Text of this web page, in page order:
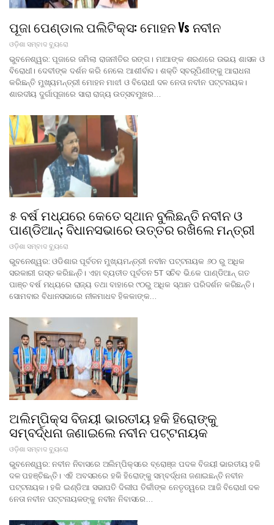
ପୂଜା ପେଣ୍ଡାଲ ପଲିଟିକ୍ସ: ମୋହନ Vs ନବୀନ
ଓଡ଼ିଶା ସମ୍ବାଦ ବ୍ୟୁରୋ
ଭୁବନେଶ୍ୱର: ପୂଜାରେ ଜମିଲା ରାଜନୀତିର ରଙ୍ଗ। ମାଆଙ୍କ ଶରଣରେ ଉଭୟ ଶାସକ ଓ
ବିରୋଧୀ। ଦେବୀଙ୍କ ଦର୍ଶନ କରି ନେଲେ ଆଶୀର୍ବାଦ। ଶକ୍ତି ସ୍ବରୂପିଣୀଙ୍କୁ ଆରାଧନା
କରିଛନ୍ତି ମୁଖ୍ୟମନ୍ତ୍ରୀ ମୋହନ ମାଝୀ ଓ ବିରୋଧୀ ଦଳ ନେତା ନବୀନ ପଟ୍ଟନାୟକ।
ଶାରଦୀୟ ଦୁର୍ଗାପୂଜାରେ ସାରା ରାଜ୍ୟ ଉତ୍ସବମୁଖର…
୫ ବର୍ଷ ମଧ୍ଯରେ କେତେ ସ୍ଥାନ ବୁଲିଛନ୍ତି ନବୀନ ଓ
ପାଣ୍ଡିଆନ୍; ବିଧାନସଭାରେ ଉତ୍ତର ରଖିଲେ ମନ୍ତ୍ରୀ
ଓଡ଼ିଶା ସମ୍ବାଦ ବ୍ୟୁରୋ
ଭୁବନେଶ୍ୱର: ଓଡିଶାର ପୂର୍ବତନ ମୁଖ୍ୟମନ୍ତ୍ରୀ ନବୀନ ପଟ୍ଟନାୟକ ୬୦ ରୁ ଅଧିକ
ସରକାରୀ ଗସ୍ତ କରିଛନ୍ତି। ଏହା ବ୍ୟତୀତ ପୂର୍ବତନ 5T ସଚିବ ଭି.କେ ପାଣ୍ଡିଆନ୍ ଗତ
ପାଞ୍ଚ ବର୍ଷ ମଧ୍ୟରେ ରାଜ୍ୟ ତଥା ବାହାରେ ୯୦ରୁ ଅଧିକ ସ୍ଥାନ ପରିଦର୍ଶନ କରିଛନ୍ତି।
ସୋମବାର ବିଧାନସଭାରେ ନୀଳମାଧବ ହିକକାଙ୍କ…
ଅଲିମ୍ପିକ୍ସ ବିଜୟୀ ଭାରତୀୟ ହକି ହିରୋଙ୍କୁ
ସମ୍ବର୍ଦ୍ଧନା ଜଣାଇଲେ ନବୀନ ପଟ୍ଟନାୟକ
ଓଡ଼ିଶା ସମ୍ବାଦ ବ୍ୟୁରୋ
ଭୁବନେଶ୍ୱର: ନବୀନ ନିବାସରେ ଅଲିମ୍ପିକ୍ସରେ ବ୍ରୋଞ୍ଜ ପଦକ ବିଜୟୀ ଭାରତୀୟ ହକି
ଦଳ ପହଞ୍ଚିଛନ୍ତି। ଏହି ଅବସରରେ ହକି ହିରୋଙ୍କୁ ସମ୍ବର୍ଦ୍ଧନା ଜଣାଇଛନ୍ତି ନବୀନ
ପଟ୍ଟନାୟକ। ହକି ଇଣ୍ଡିଆ ସଭାପତି ଦିଲୀପ ତିର୍କୀଙ୍କ ନେତୃତ୍ୱରେ ଆଜି ବିରୋଧୀ ଦଳ
ନେତା ନବୀନ ପଟ୍ଟନାୟକଙ୍କୁ ନବୀନ ନିବାସରେ…